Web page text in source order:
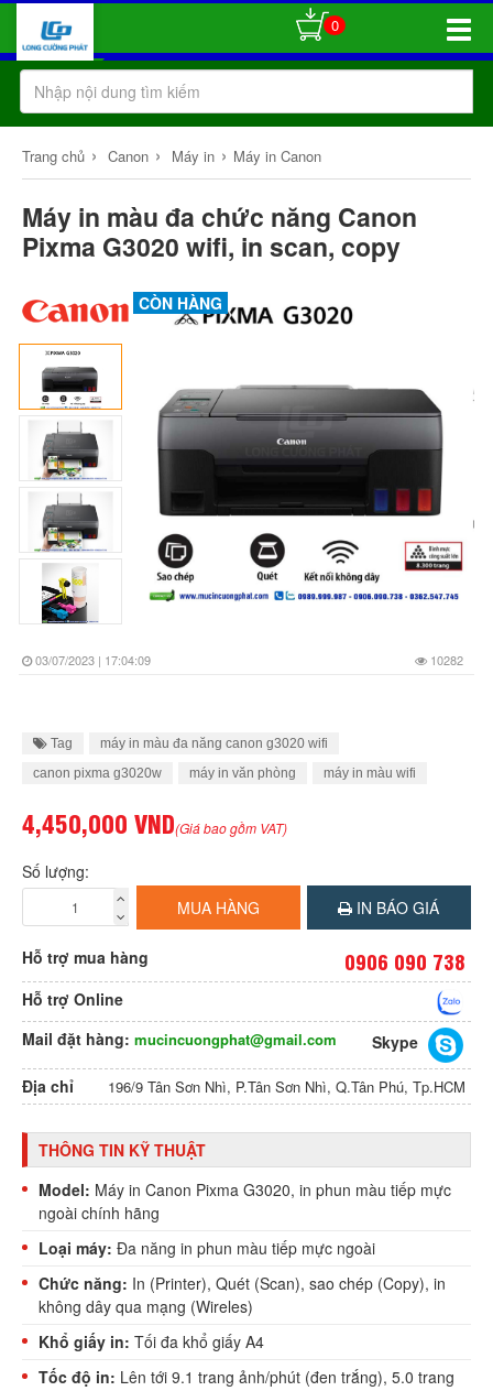
Toggle
0
Trang chủ › Canon › Máy in › Máy in Canon
Máy in màu đa chức năng Canon
Pixma G3020 wifi, in scan, copy
CÒN HÀNG
03/07/2023 | 17:04:09 10282
Tag
máy in màu đa năng canon g3020 wifi
canon pixma g3020w
máy in văn phòng máy in màu wifi
4,450,000 VND(Giá bao gồm VAT)
Số lượng:
MUA HÀNG
IN BÁO GIÁ
Hỗ trợ mua hàng 0906 090 738
Hỗ trợ Online
Mail đặt hàng: mucincuongphat@gmail.com
Skype
Địa chỉ
196/9 Tân Sơn Nhì, P.Tân Sơn Nhì, Q.Tân Phú, Tp.HCM
THÔNG TIN KỸ THUẬT
Model: Máy in Canon Pixma G3020, in phun màu tiếp mực
ngoài chính hãng
Loại máy: Đa năng in phun màu tiếp mực ngoài
Chức năng: In (Printer), Quét (Scan), sao chép (Copy), in
không dây qua mạng (Wireles)
Khổ giấy in: Tối đa khổ giấy A4
Tốc độ in: Lên tới 9.1 trang ảnh/phút (đen trắng), 5.0 trang